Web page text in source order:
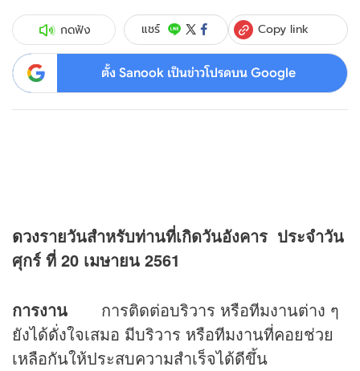
กดฟัง แชร์ Copy link
ตั้ง Sanook เป็นข่าวโปรดบน Google
ดวงรายวันสำหรับท่านที่เกิดวันอังคาร ประจำวัน
ศุกร์ ที่ 20 เมษายน 2561
การงาน การติดต่อบริวาร หรือทีมงานต่าง ๆ
ยังได้ดั่งใจเสมอ มีบริวาร หรือทีมงานที่คอยช่วย
เหลือกันให้ประสบความสำเร็จได้ดีขึ้น